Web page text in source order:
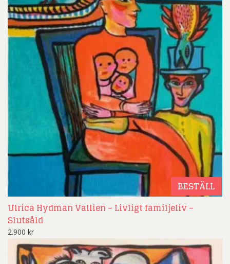
BESTÄLL
Ulrica Hydman Vallien – Livligt familjeliv –
Slutsåld
2.900 kr